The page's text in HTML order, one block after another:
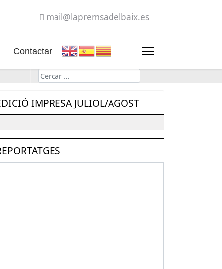
mail@lapremsadelbaix.es
Contactar
Cerca
IMPRESA JULIOL/AGOST